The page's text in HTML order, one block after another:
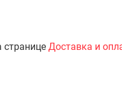
Доставка и